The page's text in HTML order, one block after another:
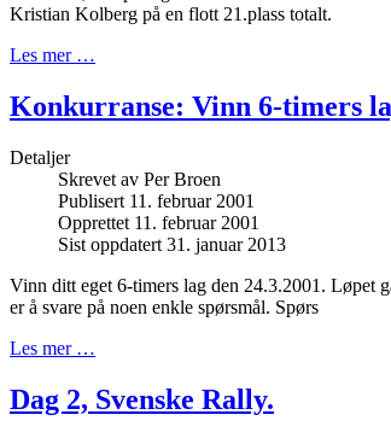
Kristian Kolberg på en flott 21.plass totalt.
Les mer …
Konkurranse: Vinn 6-timers
Detaljer
Skrevet av Per Broen
Publisert 11. februar 2001
Opprettet 11. februar 2001
Sist oppdatert 31. januar 2013
Vinn ditt eget 6-timers lag den 24.3.2001. Løpet
er å svare på noen enkle spørsmål. Spørs
Les mer …
Dag 2, Svenske Rally.